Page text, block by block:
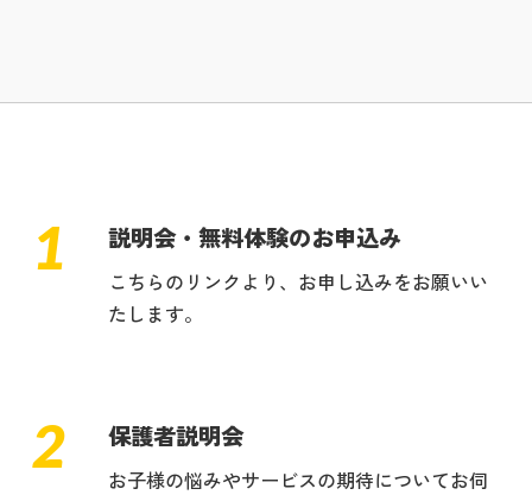
1 説明会・無料体験のお申込み
こちらのリンクより、お申し込みをお願いい
たします。
2 保護者説明会
お子様の悩みやサービスの期待についてお伺